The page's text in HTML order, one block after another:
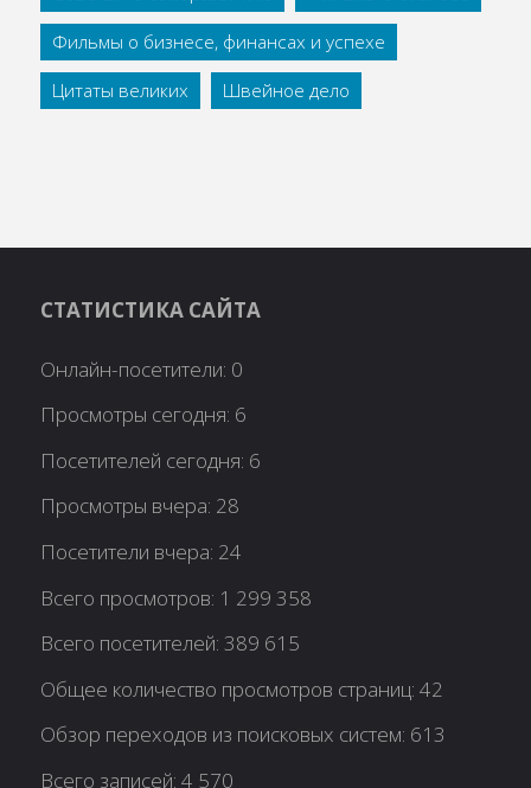
Фильмы о бизнесе, финансах и успехе
Цитаты великих
Швейное дело
СТАТИСТИКА САЙТА
Онлайн-посетители: 0
Просмотры сегодня: 6
Посетителей сегодня: 6
Просмотры вчера: 28
Посетители вчера: 24
Всего просмотров: 1 299 358
Всего посетителей:389 615
Общее количество просмотров страниц:42
Обзор переходов из поисковых систем: 613
Всего записей:4 570